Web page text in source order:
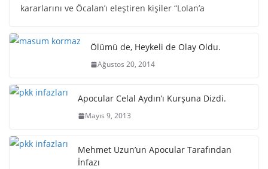
kararlarını ve Öcalan’ı eleştiren kişiler “Lolan’a
Ölümü de, Heykeli de Olay Oldu.
Ağustos 20, 2014
Apocular Celal Aydın’ı Kurşuna Dizdi.
Mayıs 9, 2013
Mehmet Uzun’un Apocular Tarafından
İnfazı